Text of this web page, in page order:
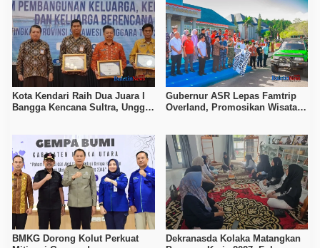
Kota Kendari Raih Dua Juara I
Bangga Kencana Sultra, Unggul
Gubernur ASR Lepas Famtrip
Overland, Promosikan Wisata
BMKG Dorong Kolut Perkuat
Dekranasda Kolaka Matangkan